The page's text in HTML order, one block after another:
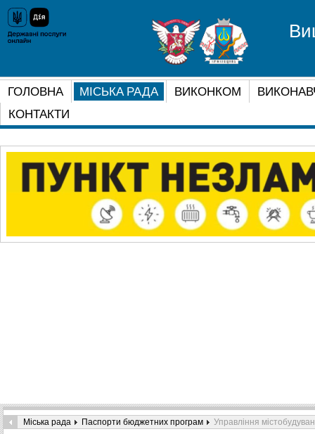
ГОЛОВНА МІСЬКА РАДА ВИКОНКОМ
КОНТАКТИ
Міська рада Паспорти бюджетних програм Управління